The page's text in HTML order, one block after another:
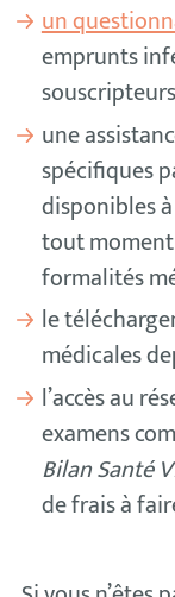
un
emprunts
une
spécifiques
disponibles
tout
formalités
le
médicales
l’accès au
examens
Bilan Santé
de frais à